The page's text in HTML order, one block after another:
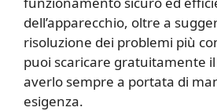
dell’apparecchio, oltre a
risoluzione dei problemi più
puoi scaricare gratuitamente
averlo sempre a portata di
esigenza.